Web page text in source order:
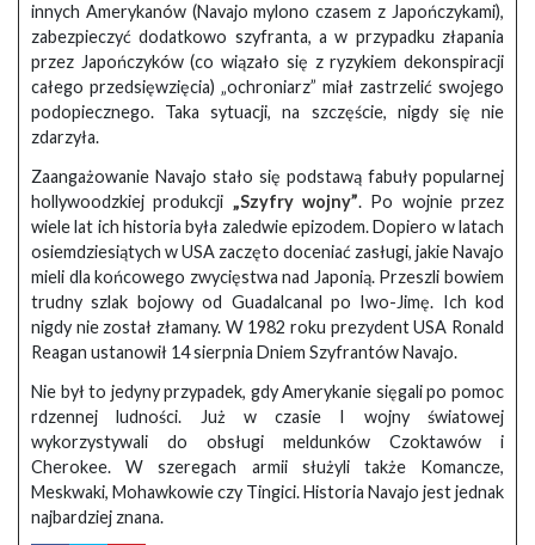
innych Amerykanów (Navajo mylono czasem z Japończykami),
zabezpieczyć dodatkowo szyfranta, a w przypadku złapania
przez Japończyków (co wiązało się z ryzykiem dekonspiracji
całego przedsięwzięcia) „ochroniarz” miał zastrzelić swojego
podopiecznego. Taka sytuacji, na szczęście, nigdy się nie
zdarzyła.
Zaangażowanie Navajo stało się podstawą fabuły popularnej
hollywoodzkiej produkcji „Szyfry wojny”. Po wojnie przez
wiele lat ich historia była zaledwie epizodem. Dopiero w latach
osiemdziesiątych w USA zaczęto doceniać zasługi, jakie Navajo
mieli dla końcowego zwycięstwa nad Japonią. Przeszli bowiem
trudny szlak bojowy od Guadalcanal po Iwo-Jimę. Ich kod
nigdy nie został złamany. W 1982 roku prezydent USA Ronald
Reagan ustanowił 14 sierpnia Dniem Szyfrantów Navajo.
Nie był to jedyny przypadek, gdy Amerykanie sięgali po pomoc
rdzennej ludności. Już w czasie I wojny światowej
wykorzystywali do obsługi meldunków Czoktawów i
Cherokee. W szeregach armii służyli także Komancze,
Meskwaki, Mohawkowie czy Tingici. Historia Navajo jest jednak
najbardziej znana.